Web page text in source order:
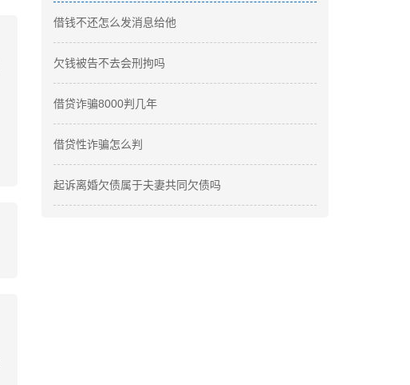
借钱不还怎么发消息给他
欠钱被告不去会刑拘吗
借贷诈骗8000判几年
借贷性诈骗怎么判
起诉离婚欠债属于夫妻共同欠债吗